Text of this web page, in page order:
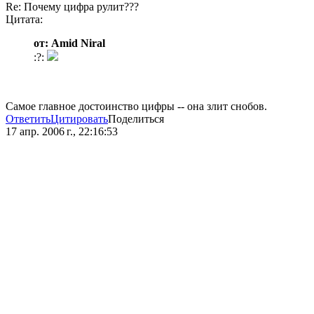
Re: Почему цифра рулит???
Цитата:
от: Amid Niral
:?:
Самое главное достоинство цифры -- она злит снобов.
ОтветитьЦитироватьПоделиться
17 апр. 2006 г., 22:16:53